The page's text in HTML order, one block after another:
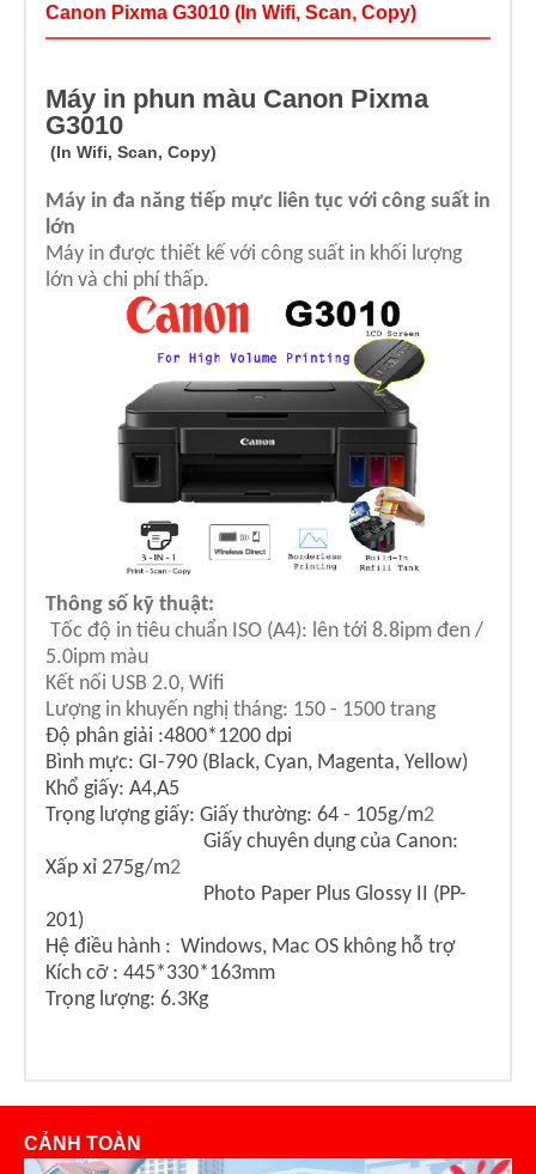
Canon Pixma G3010 (In Wifi, Scan, Copy)
Máy in phun màu Canon Pixma
G3010
(In Wifi, Scan, Copy)
Máy in đa năng tiếp mực liên tục với công suất in
lớn
Máy in được thiết kế với công suất in khối l ượng
lớn và chi phí thấp.
Thông số kỹ thuật:
Tốc độ in tiêu chuẩn ISO (A4): lên tới 8.8ipm đen /
5.0ipm màu
Kết nối USB 2.0, Wifi
Lượng in khuyến nghị tháng: 150 - 1500 trang
Độ phân giải :4800*1200 dpi
Bình mực: GI-790 (Black, Cyan, Magenta, Yellow)
Khổ giấy: A4,A5
Trọng lượng giấy: Giấy thường: 64 - 105g/m2
Giấy chuyên dụng của Canon:
Xấp xỉ 275g/m2
Photo Paper Plus Glossy II (PP-
201)
Hệ điều hành : Windows, Mac OS không hỗ trợ
Kích cỡ : 445*330*163mm
Trọng lượng: 6.3Kg
CẢNH TOÀN